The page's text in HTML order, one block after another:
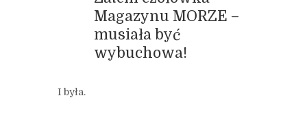
Magazynu MORZE –
musiała być
wybuchowa!
I była.